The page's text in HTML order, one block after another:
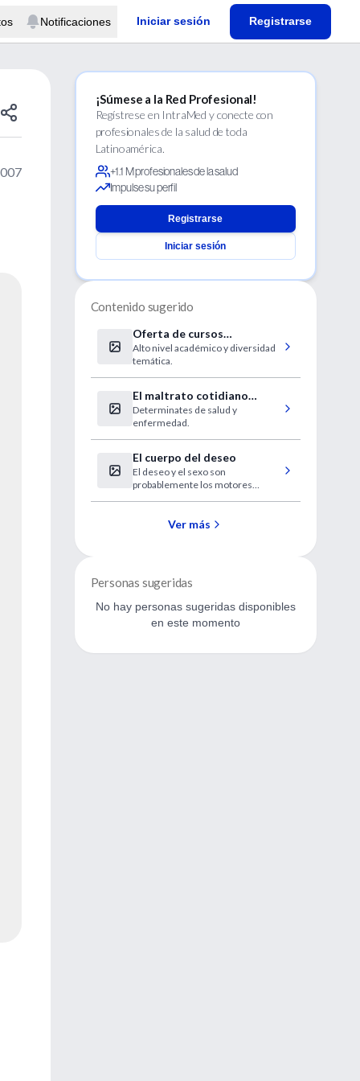
Notificaciones Iniciar sesión Registrarse
¡Súmese a la Red Profesional!
Regístrese en IntraMed y conecte con
profesionales de la salud de toda
Latinoamérica.
+1.1 M profesionales de la salud
Impulse su perfil
Registrarse
Iniciar sesión
Contenido sugerido
Oferta de cursos
presenciales y a distancia
Htal. Italiano de Bs As
Alto nivel académico y diversidad
temática.
El maltrato cotidiano
enferma
Determinates de salud y
enfermedad.
El cuerpo del deseo
El deseo y el sexo son
probablemente los motores
Ver más
Personas sugeridas
No hay personas sugeridas disponibles
en este momento